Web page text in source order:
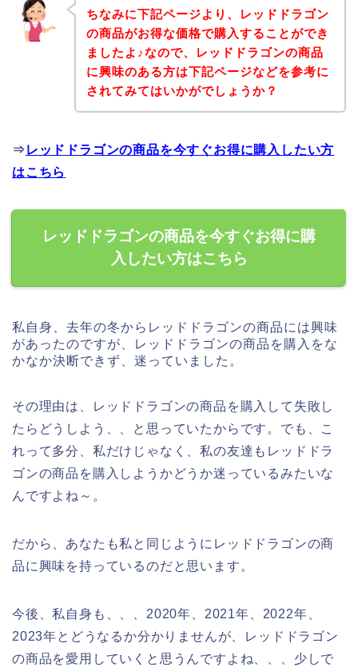
ちなみに下記ページより、レッドドラゴン
の商品がお得な価格で購入することができ
ましたよ♪なので、レッドドラゴンの商品
に興味のある方は下記ページなどを参考に
されてみてはいかがでしょうか？
⇒ レッドドラゴンの商品を今すぐお得に購入したい方
はこちら
レッドドラゴンの商品を今すぐお得に購
入したい方はこちら
私自身、去年の冬からレッドドラゴンの商品には興味
があったのですが、レッドドラゴンの商品を購入をな
かなか決断できず、迷っていました。
その理由は、レッドドラゴンの商品を購入して失敗し
たらどうしよう、、と思っていたからです。でも、こ
れって多分、私だけじゃなく、私の友達もレッドドラ
ゴンの商品を購入しようかどうか迷っているみたいな
んですよね～。
だから、あなたも私と同じようにレッドドラゴンの商
品に興味を持っているのだと思います。
今後、私自身も、、、2020年、2021年、2022年、
2023年とどうなるか分かりませんが、レッドドラゴン
の商品を愛用していくと思うんですよね、、、少しで